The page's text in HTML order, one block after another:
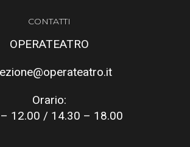
CONTATTI
OPERATEATRO
Orario:
12.00 / 14.30 – 18.00